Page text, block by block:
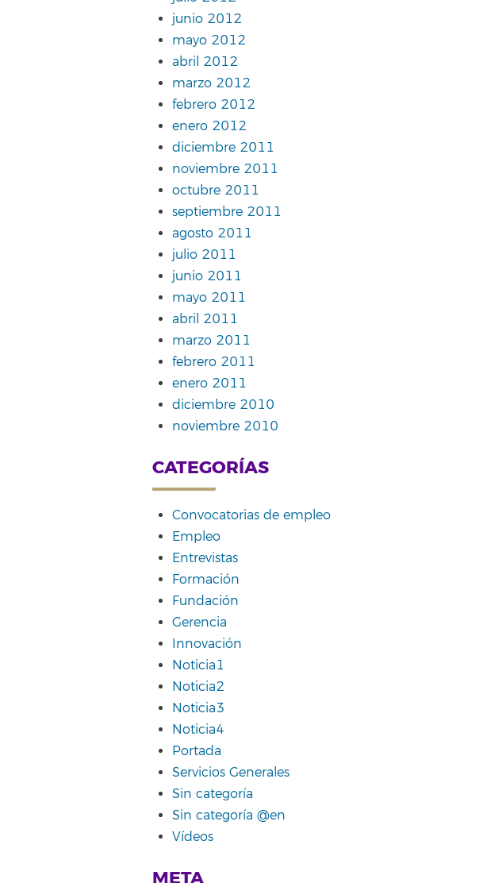
junio 2012
mayo 2012
abril 2012
marzo 2012
febrero 2012
enero 2012
diciembre 2011
noviembre 2011
octubre 2011
septiembre 2011
agosto 2011
julio 2011
junio 2011
mayo 2011
abril 2011
marzo 2011
febrero 2011
enero 2011
diciembre 2010
noviembre 2010
CATEGORÍAS
Convocatorias de empleo
Empleo
Entrevistas
Formación
Fundación
Gerencia
Innovación
Noticia1
Noticia2
Noticia3
Noticia4
Portada
Servicios Generales
Sin categoría
Sin categoría @en
Vídeos
META